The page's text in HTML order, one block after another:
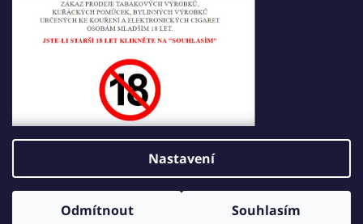
Nastavení
Odmítnout Souhlasím
Popis
Hodnocení
Vytvořil Shoptet
Copyright 2026JDI VAPE
. Všechna práva vyhrazena.